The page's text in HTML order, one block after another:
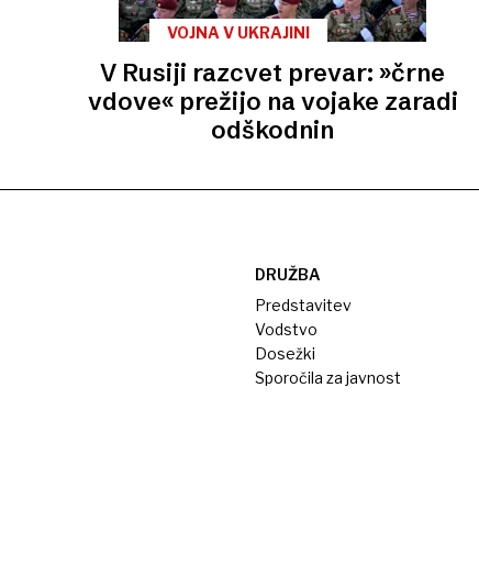
VOJNA V UKRAJINI
V Rusiji razcvet prevar: »črne
vdove« prežijo na vojake zaradi
odškodnin
DRUŽBA
Predstavitev
Vodstvo
Dosežki
Sporočila za javnost